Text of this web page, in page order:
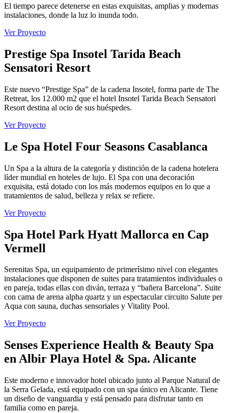
El tiempo parece detenerse en estas exquisitas, amplias y modernas
instalaciones, donde la luz lo inunda todo.
Ver Proyecto
Prestige Spa Insotel Tarida Beach
Sensatori Resort
Este nuevo “Prestige Spa” de la cadena Insotel, forma parte de The
Retreat, los 12.000 m2 que el hotel Insotel Tarida Beach Sensatori
Resort destina al ocio de sus huéspedes.
Ver Proyecto
Le Spa Hotel Four Seasons Casablanca
Un Spa a la altura de la categoría y distinción de la cadena hotelera
líder mundial en hoteles de lujo. El Spa con una decoración
exquisita, está dotado con los más modernos equipos en lo que a
tratamientos de salud, belleza y relax se refiere.
Ver Proyecto
Spa Hotel Park Hyatt Mallorca en Cap
Vermell
Serenitas Spa, un equipamiento de primerísimo nivel con elegantes
instalaciones que disponen de suites para tratamientos individuales o
en pareja, todas ellas con diván, terraza y “bañera Barcelona”. Suite
con cama de arena alpha quartz y un espectacular circuito Salute per
Aqua con sauna, duchas sensoriales y Vitality Pool.
Ver Proyecto
Senses Experience Health & Beauty Spa
en Albir Playa Hotel & Spa. Alicante
Este moderno e innovador hotel ubicado junto al Parque Natural de
la Serra Gelada, está equipado con un spa único en Alicante. Tiene
un diseño de vanguardia y está pensado para disfrutar tanto en
familia como en pareja.